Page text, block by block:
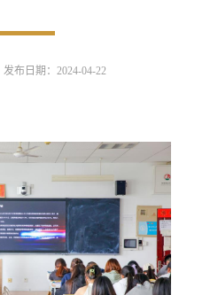
发布日期：2024-04-22